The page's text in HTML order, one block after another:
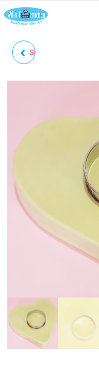
SPEISENFORMER KREIS |